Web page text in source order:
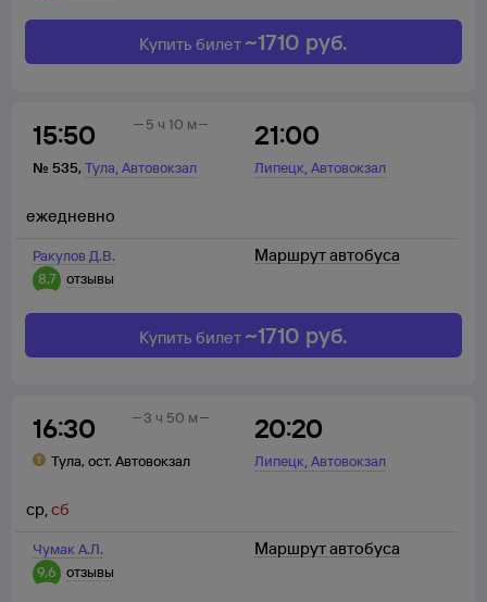
Купить билет ~1710 руб.
15:50
№ 535, Тула,Автовокзал
21:00
Липецк,Автовокзал
5 ч 10 м
Ракулов Д.В.
8,7 отзывы
ежедневно
Маршрут автобуса
Купить билет ~1710 руб.
16:30
Тула, ост. Автовокзал
20:20
Липецк,Автовокзал
3 ч 50 м
Чумак А.Л.
9,6
отзывы
ср,сб
Маршрут автобуса